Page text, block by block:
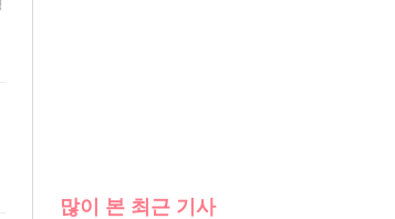
많이 본 최근 기사